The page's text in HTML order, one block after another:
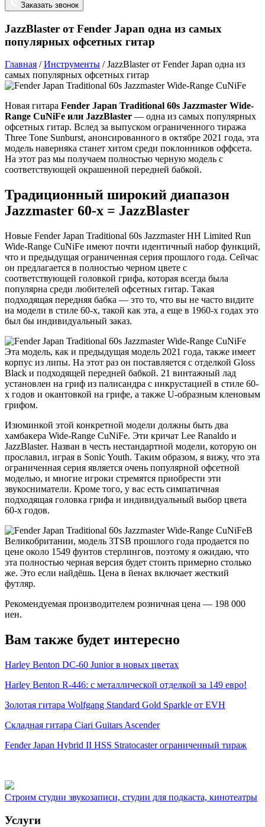
Заказать звонок
JazzBlaster от Fender Japan одна из самых
популярных офсетных гитар
Главная /Инструменты /JazzBlaster от Fender Japan одна из
самых популярных офсетных гитар
Новая гитара Fender Japan Traditional 60s Jazzmaster Wide-
Range CuNiFe или JazzBlaster — одна из самых популярных
офсетных гитар. Вслед за выпуском ограниченного тиража
Three Tone Sunburst, анонсированного в октябре 2021 года, эта
модель наверняка станет хитом среди поклонников оффсета.
На этот раз мы получаем полностью черную модель с
соответствующей окрашенной передней бабкой.
Традиционный широкий диапазон
Jazzmaster 60-х = JazzBlaster
Новые Fender Japan Traditional 60s Jazzmaster HH Limited Run
Wide-Range CuNiFe имеют почти идентичный набор функций,
что и предыдущая ограниченная серия прошлого года. Сейчас
он предлагается в полностью черном цвете с
соответствующей головкой грифа, которая всегда была
популярна среди любителей офсетных гитар. Такая
подходящая передняя бабка — это то, что вы не часто видите
на модели в стиле 60-х, такой как эта, а еще в 1960-х годах это
был бы индивидуальный заказ.
Эта модель, как и предыдущая модель 2021 года, также имеет
корпус из липы. На этот раз он поставляется с отделкой Gloss
Black и подходящей передней бабкой. 21 винтажный лад
установлен на гриф из палисандра с инкрустацией в стиле 60-
х годов и окантовкой на грифе, а также U-образным кленовым
грифом.
Изюминкой этой конкретной модели должны быть два
хамбакера Wide-Range CuNiFe. Эти кричат ​​Lee Ranaldo и
JazzBlaster. Назван в честь нестандартной модели, которую он
прославил, играя в Sonic Youth. Таким образом, я вижу, что эта
ограниченная серия является очень популярной офсетной
моделью, и многие игроки стремятся приобрести эти
звукосниматели. Кроме того, у вас есть симпатичная
подходящая головка грифа и индивидуальный выбор цвета
60-х годов.
В
Великобритании, модель 3TSB прошлого года продается по
цене около 1549 фунтов стерлингов, поэтому я ожидаю, что
эта полностью черная версия будет стоить примерно столько
же. Это если найдёшь. Цена в йенах включает жесткий
футляр.
Рекомендуемая производителем розничная цена — 198 000
иен.
Вам также будет интересно
Harley Benton DC-60 Junior в новых цветах
Harley Benton R-446: с металлической отделкой за 149 евро!
Золотая гитара Wolfgang Standard Gold Sparkle от EVH
Складная гитара Ciari Guitars Ascender
Fender Japan Hybrid II HSS Stratocaster ограниченный тираж
Строим студии звукозаписи, студии для подкаста, кинотеатры
Услуги